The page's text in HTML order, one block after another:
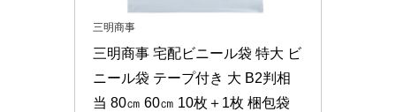
三明商事
三明商事 宅配ビニール袋 特大 ビ
ニール袋 テープ付き 大 B2判相
当 80㎝ 60㎝ 10枚＋1枚 梱包袋